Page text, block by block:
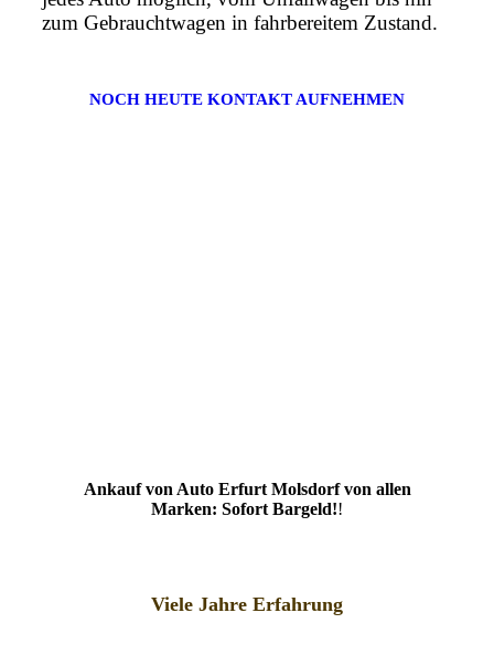
zum Gebrauchtwagen in fahrbereitem Zustand.
NOCH HEUTE KONTAKT AUFNEHMEN
Ankauf von Auto Erfurt Molsdorf von allen
Marken: Sofort Bargeld!!
Viele Jahre Erfahrung